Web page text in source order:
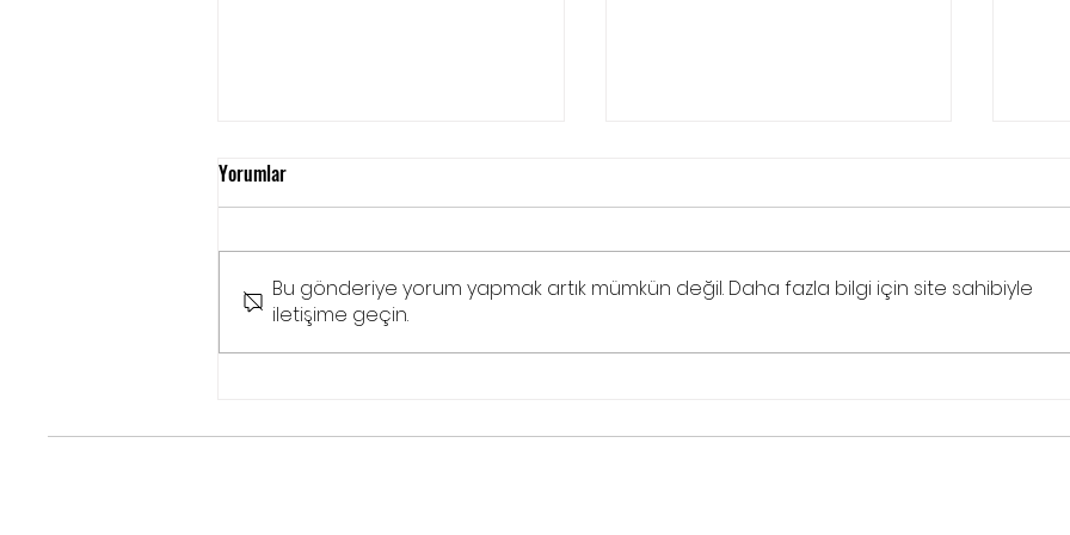
Ben Sadece Eve Dönmek İstiyorum
Sözcükler: Büyüye, Duaya ve
Yorumlar
Bu gönderiye yorum yapmak artık mümkün değil. Daha fazla bilgi için site sahibiyle
iletişime geçin.